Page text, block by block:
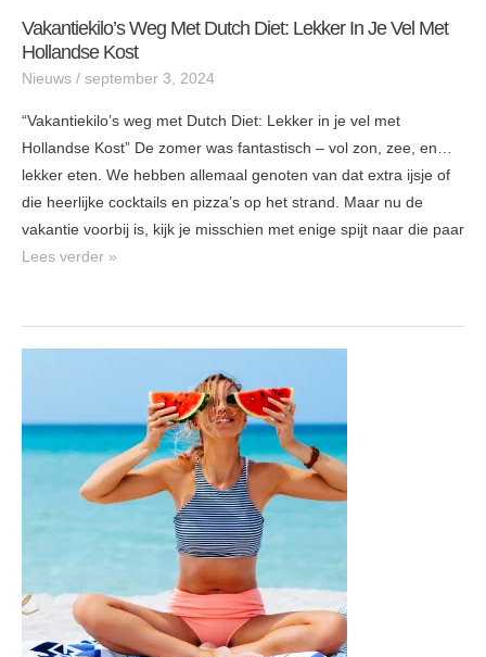
Vakantiekilo’s Weg Met Dutch Diet: Lekker In Je Vel Met
Hollandse Kost
Nieuws / september 3, 2024
“Vakantiekilo’s weg met Dutch Diet: Lekker in je vel met
Hollandse Kost” De zomer was fantastisch – vol zon, zee, en…
lekker eten. We hebben allemaal genoten van dat extra ijsje of
die heerlijke cocktails en pizza’s op het strand. Maar nu de
vakantie voorbij is, kijk je misschien met enige spijt naar die paar
Lees verder »